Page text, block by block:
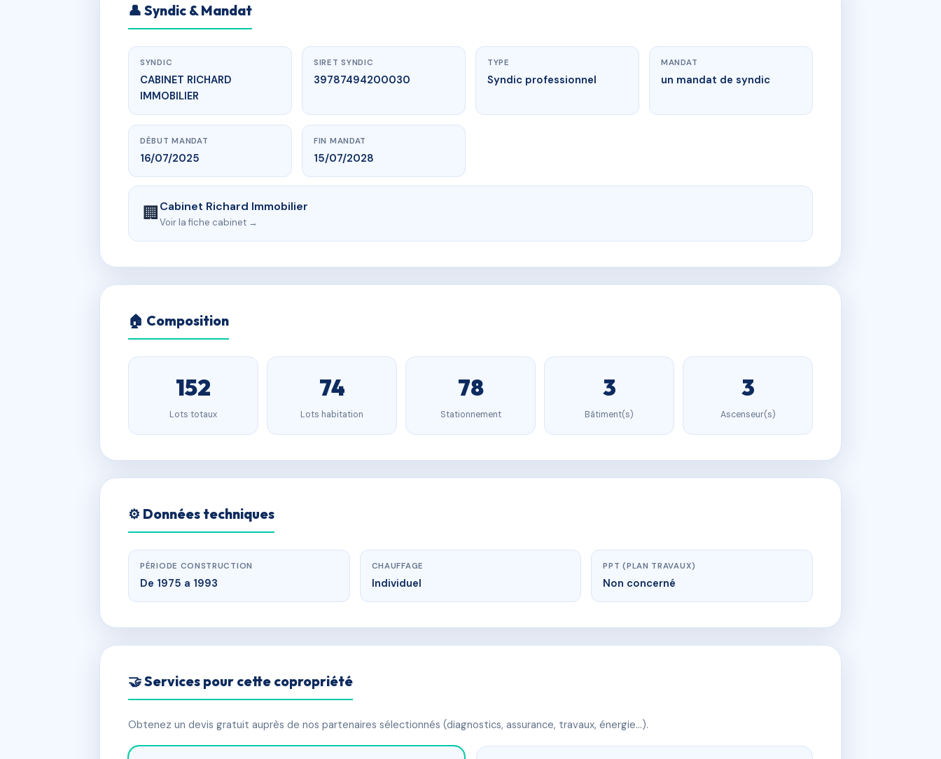
👤 Syndic & Mandat
SYNDIC
CABINET RICHARD
IMMOBILIER
SIRET SYNDIC
39787494200030
TYPE
Syndic professionnel
MANDAT
un mandat de syndic
DÉBUT MANDAT
16/07/2025
FIN MANDAT
15/07/2028
🏢Cabinet Richard Immobilier
Voir la fiche cabinet →
🏠 Composition
152
Lots totaux
74
Lots habitation
78
Stationnement
3
Bâtiment(s)
3
Ascenseur(s)
⚙️ Données techniques
PÉRIODE CONSTRUCTION
De 1975 a 1993
CHAUFFAGE
Individuel
PPT (PLAN TRAVAUX)
Non concerné
🤝 Services pour cette copropriété
Obtenez un devis gratuit auprès de nos partenaires sélectionnés (diagnostics, assurance, travaux, énergie…).